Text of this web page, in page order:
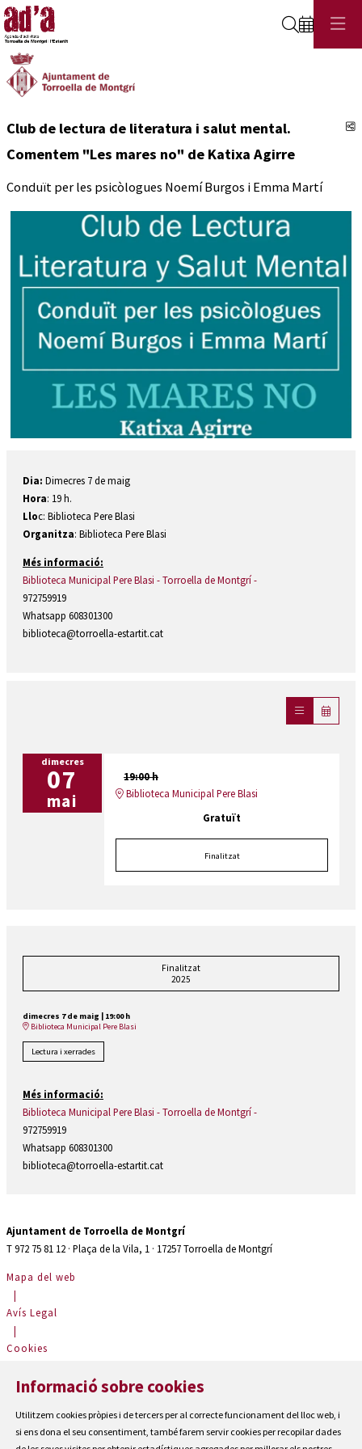
Cerca
Club de lectura de literatura i salut mental.
Comentem "Les mares no" de Katixa Agirre
Conduït per les psicòlogues Noemí Burgos i Emma Martí
Dia: Dimecres 7 de maig
Hora: 19 h.
Lloc: Biblioteca Pere Blasi
Organitza: Biblioteca Pere Blasi
Més informació:
Biblioteca Municipal Pere Blasi - Torroella de Montgrí -
972759919
Whatsapp 608301300
biblioteca@torroella-estartit.cat
dimecres
07
mai
19:00 h
Biblioteca Municipal Pere Blasi
Gratuït
Finalitzat
Finalitzat
2025
dimecres 7 de maig | 19:00 h
Biblioteca Municipal Pere Blasi
Lectura i xerrades
Més informació:
Biblioteca Municipal Pere Blasi - Torroella de Montgrí -
972759919
Whatsapp 608301300
biblioteca@torroella-estartit.cat
Ajuntament de Torroella de Montgrí
T 972 75 81 12 · Plaça de la Vila, 1 · 17257 Torroella de Montgrí
Mapa del web
|
Avís Legal
|
Cookies
Contactar
Accessibilitat
Informació sobre cookies
Utilitzem cookies pròpies i de tercers per al correcte funcionament del lloc web, i
si ens dona el seu consentiment, també farem servir cookies per recopilar dades